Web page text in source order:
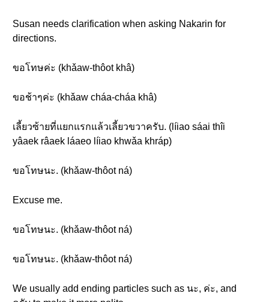
Susan needs clarification when asking Nakarin for
directions.
ขอโทษค่ะ (khǎaw-thôot khâ)
ขอช้าๆค่ะ (khǎaw cháa-cháa khâ)
เลี้ยวซ้ายที่แยกแรกแล้วเลี้ยวขวาครับ. (líiao sáai thîi
yâaek râaek láaeo líiao khwǎa khráp)
ขอโทษนะ. (khǎaw-thôot ná)
Excuse me.
ขอโทษนะ. (khǎaw-thôot ná)
ขอโทษนะ. (khǎaw-thôot ná)
We usually add ending particles such as นะ, ค่ะ, and